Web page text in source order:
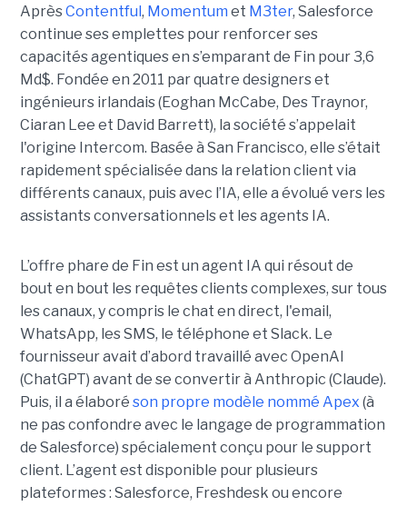
AprèsContentful , Momentum et M3ter, Salesforce
continue ses emplettes pour renforcer ses
capacités agentiques en s’emparant de Fin pour 3,6
Md$. Fondée en 2011 par quatre designers et
ingénieurs irlandais (Eoghan McCabe, Des Traynor,
Ciaran Lee et David Barrett), la société s’appelait
l'origine Intercom. Basée à San Francisco, elle s’était
rapidement spécialisée dans la relation client via
différents canaux, puis avec l’IA, elle a évolué vers les
assistants conversationnels et les agents IA.
L’offre phare de Fin est un agent IA qui résout de
bout en bout les requêtes clients complexes, sur tous
les canaux, y compris le chat en direct, l'email,
WhatsApp, les SMS, le téléphone et Slack. Le
fournisseur avait d’abord travaillé avec OpenAI
(ChatGPT) avant de se convertir à Anthropic (Claude).
Puis, il a élaboré son propre modèle nommé Apex (à
ne pas confondre avec le langage de programmation
de Salesforce) spécialement conçu pour le support
client. L’agent est disponible pour plusieurs
plateformes : Salesforce, Freshdesk ou encore